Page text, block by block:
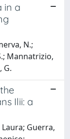
in a
N.;
Mannatrizio,
G.
Ilii: a
Guerra,